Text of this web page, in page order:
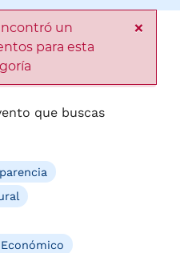
×
un
para esta
que buscas